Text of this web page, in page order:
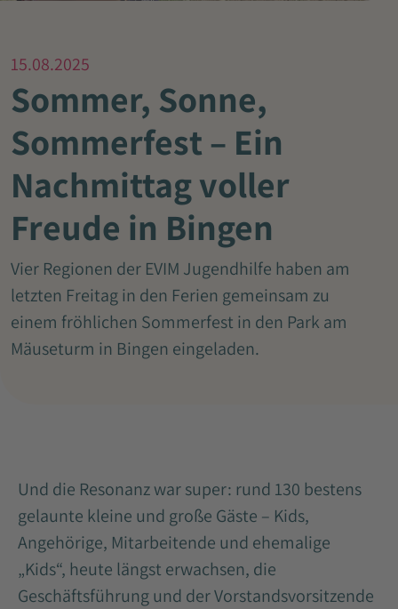
15.08.2025
Sommer, Sonne,
Sommerfest – Ein
Nachmittag voller
Freude in Bingen
Vier Regionen der EVIM Jugendhilfe haben am
letzten Freitag in den Ferien gemeinsam zu
einem fröhlichen Sommerfest in den Park am
Mäuseturm in Bingen eingeladen.
Und die Resonanz war super: rund 130 bestens
gelaunte kleine und große Gäste – Kids,
Angehörige, Mitarbeitende und ehemalige
„Kids“, heute längst erwachsen, die
Geschäftsführung und der Vorstandsvorsitzende